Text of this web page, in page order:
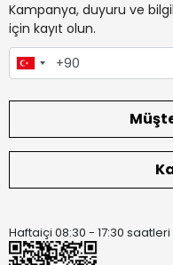
Kampanya, duyuru ve
için kayıt olun.
Haftaiçi 08:30 - 17:30